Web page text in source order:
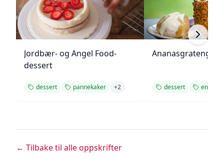
Jordbær- og Angel Food-
dessert
dessert pannekaker +2
Ananasgrateng
dessert enkel
← Tilbake til alle oppskrifter